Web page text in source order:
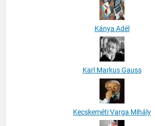
Kánya Adél
Karl Markus Gauss
Kecskeméti Varga Mihály